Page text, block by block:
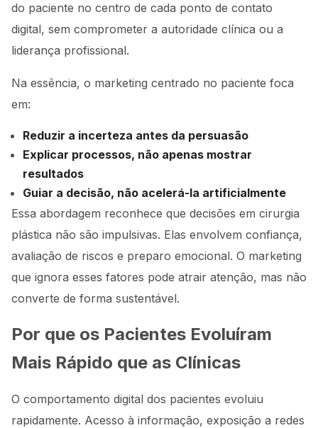
do paciente no centro de cada ponto de contato
digital, sem comprometer a autoridade clínica ou a
liderança profissional.
Na essência, o marketing centrado no paciente foca
em:
Reduzir a incerteza antes da persuasão
Explicar processos, não apenas mostrar
resultados
Guiar a decisão, não acelerá-la artificialmente
Essa abordagem reconhece que decisões em cirurgia
plástica não são impulsivas. Elas envolvem confiança,
avaliação de riscos e preparo emocional. O marketing
que ignora esses fatores pode atrair atenção, mas não
converte de forma sustentável.
Por que os Pacientes Evoluíram
Mais Rápido que as Clínicas
O comportamento digital dos pacientes evoluiu
rapidamente. Acesso à informação, exposição a redes